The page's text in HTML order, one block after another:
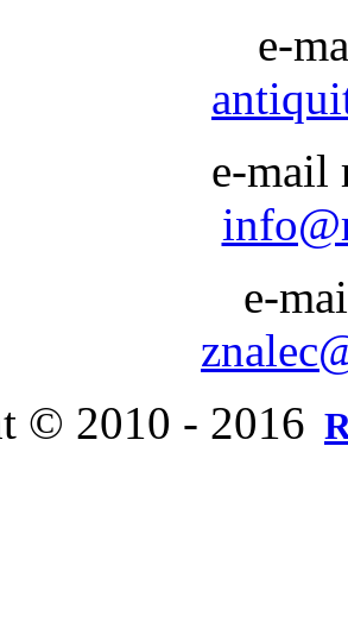
e-
e-mail
e-
© 2010 - 2016